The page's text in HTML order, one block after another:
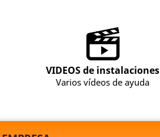
VIDEOS de instalaciones
Varios vídeos de ayuda